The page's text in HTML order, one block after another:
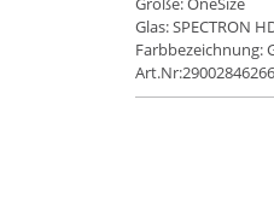
Glas: SPECTRON
Farbbezeichnung: